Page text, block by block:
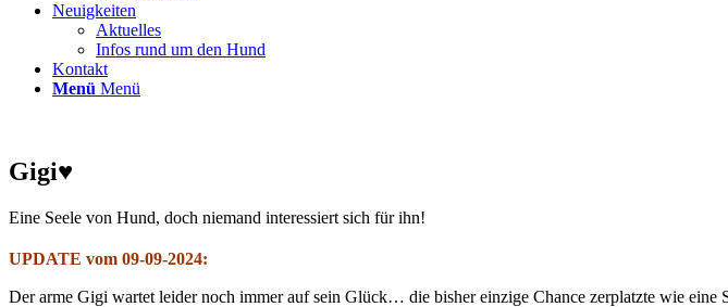
Neuigkeiten
Aktuelles
Infos rund um den Hund
Kontakt
Menü Menü
Gigi♥
Eine Seele von Hund, doch niemand interessiert sich für ihn!
UPDATE vom 09-09-2024:
Der arme Gigi wartet leider noch immer auf sein Glück… die bisher einzige Chance zerplatzte wie